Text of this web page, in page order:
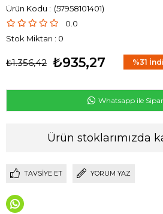
(57958101401)
0.0
Stok Miktarı : 0
₺1.356,42 ₺935,27 %31
Whatsapp ile
Ürün stoklarımızda
TAVSIYE ET YORUM YAZ